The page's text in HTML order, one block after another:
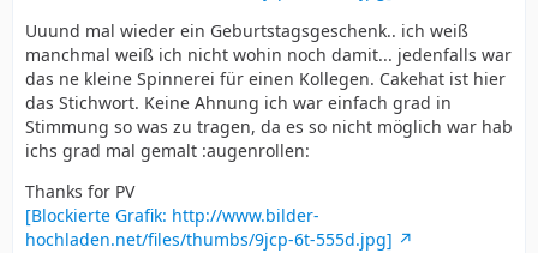
Uuund mal wieder ein Geburtstagsgeschenk.. ich weiß
manchmal weiß ich nicht wohin noch damit... jedenfalls war
das ne kleine Spinnerei für einen Kollegen. Cakehat ist hier
das Stichwort. Keine Ahnung ich war einfach grad in
Stimmung so was zu tragen, da es so nicht möglich war hab
ichs grad mal gemalt :augenrollen:
Thanks for PV
[Blockierte Grafik: http://www.bilder-
hochladen.net/files/thumbs/9jcp-6t-555d.jpg]